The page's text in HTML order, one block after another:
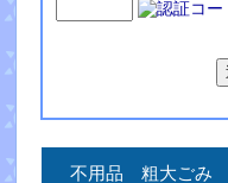
不用品 粗大ごみ